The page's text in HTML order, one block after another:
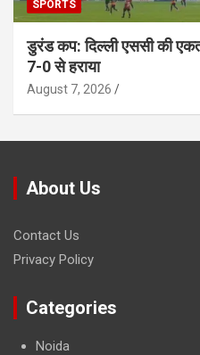
SPORTS
डुरंड कप: दिल्ली एससी की
7-0 से हराया
August 7, 2026
About Us
Contact Us
Privacy Policy
Categories
Noida